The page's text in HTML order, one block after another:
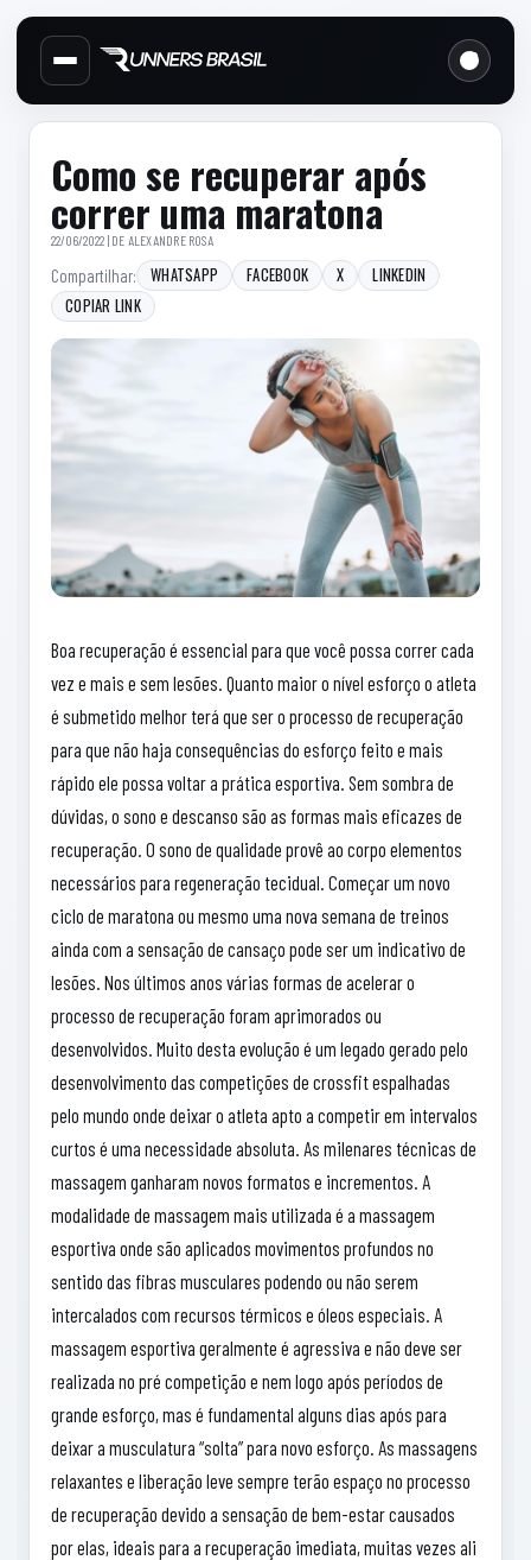
Cabecalho do site
Links
Menu lateral de secoes
Conteudo principal
Conteudo principal
Como se recuperar após
correr uma maratona
22/06/2022 | DE ALEXANDRE ROSA
Compartilhar: WHATSAPP FACEBOOK X
LINKEDIN
COPIAR LINK
Boa recuperação é essencial para que você possa correr cada
vez e mais e sem lesões. Quanto maior o nível esforço o atleta
é submetido melhor terá que ser o processo de recuperação
para que não haja consequências do esforço feito e mais
rápido ele possa voltar a prática esportiva. Sem sombra de
dúvidas, o sono e descanso são as formas mais eficazes de
recuperação. O sono de qualidade provê ao corpo elementos
necessários para regeneração tecidual. Começar um novo
ciclo de maratona ou mesmo uma nova semana de treinos
ainda com a sensação de cansaço pode ser um indicativo de
lesões. Nos últimos anos várias formas de acelerar o
processo de recuperação foram aprimorados ou
desenvolvidos. Muito desta evolução é um legado gerado pelo
desenvolvimento das competições de crossfit espalhadas
pelo mundo onde deixar o atleta apto a competir em intervalos
curtos é uma necessidade absoluta. As milenares técnicas de
massagem ganharam novos formatos e incrementos. A
modalidade de massagem mais utilizada é a massagem
esportiva onde são aplicados movimentos profundos no
sentido das fibras musculares podendo ou não serem
intercalados com recursos térmicos e óleos especiais. A
massagem esportiva geralmente é agressiva e não deve ser
realizada no pré competição e nem logo após períodos de
grande esforço, mas é fundamental alguns dias após para
deixar a musculatura “solta” para novo esforço. As massagens
relaxantes e liberação leve sempre terão espaço no processo
de recuperação devido a sensação de bem-estar causados
por elas, ideais para a recuperação imediata, muitas vezes ali
Barra lateral